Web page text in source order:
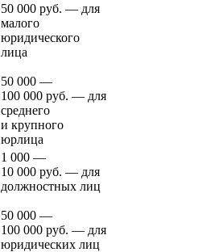
50 000 руб. — для
малого
юридического
лица
50 000 —
100 000 руб. — для
среднего
и крупного
юрлица
1 000 —
10 000 руб. — для
должностных лиц
50 000 —
100 000 руб. — для
юридических лиц